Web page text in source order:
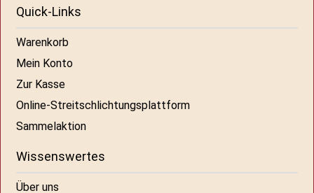
Quick-Links
Warenkorb
Mein Konto
Zur Kasse
Online-Streitschlichtungsplattform
Sammelaktion
Wissenswertes
Über uns